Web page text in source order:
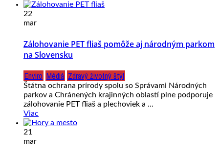
22
mar
Zálohovanie PET fliaš pomôže aj národným parkom
na Slovensku
Enviro Médiá Zdravý životný štýl
Štátna ochrana prírody spolu so Správami Národných
parkov a Chránených krajinných oblastí plne podporuje
zálohovanie PET fliaš a plechoviek a ...
Viac
21
mar